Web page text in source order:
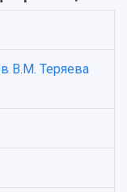
В.М. Теряева